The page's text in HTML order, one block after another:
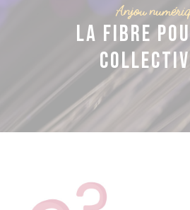
Anjou
La fibre